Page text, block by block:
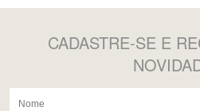
CADASTRE-SE E